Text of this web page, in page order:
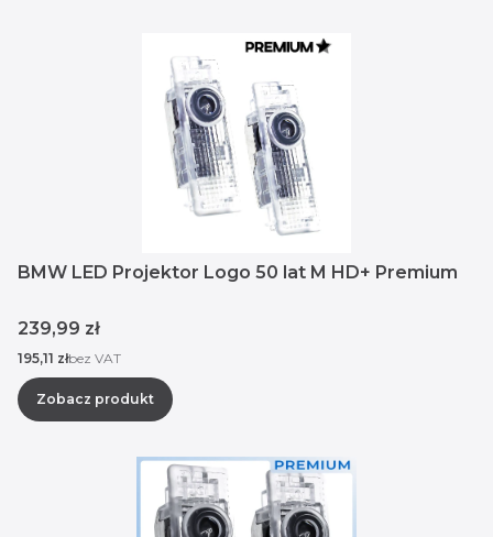
BMW LED Projektor Logo 50 lat M HD+ Premium
Cena
239,99 zł
Cena
195,11 złbez VAT
Zobacz produkt